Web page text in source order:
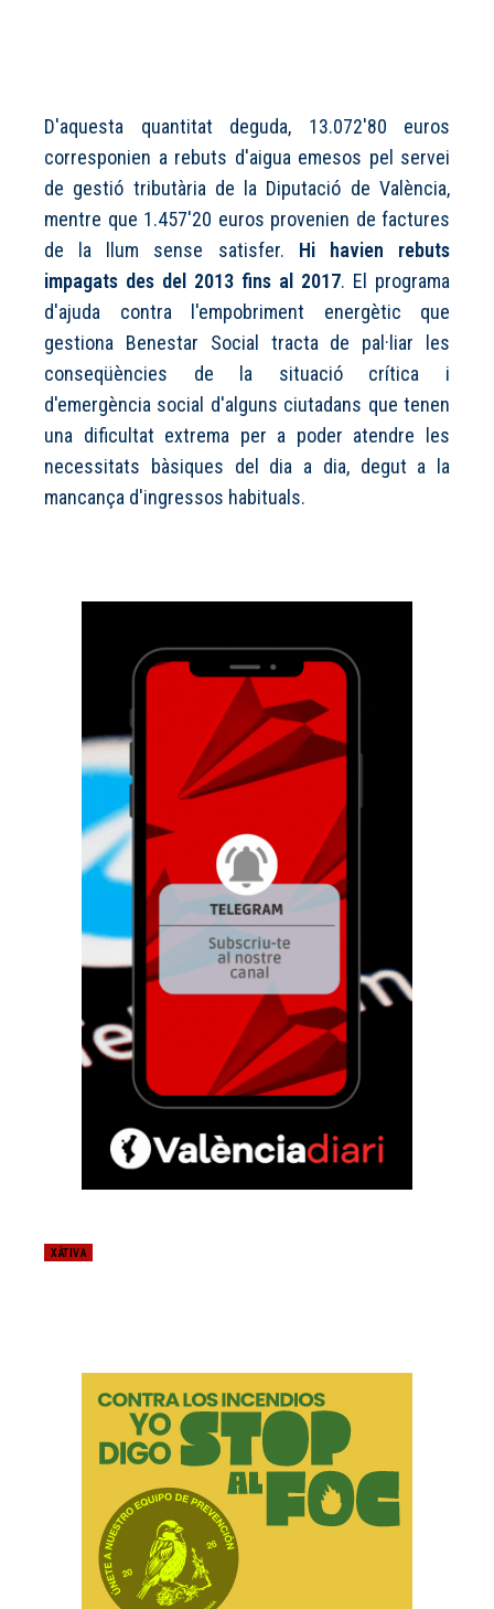
D'aquesta quantitat deguda, 13.072'80 euros
corresponien a rebuts d'aigua emesos pel servei
de gestió tributària de la Diputació de València,
mentre que 1.457'20 euros provenien de factures
de la llum sense satisfer. Hi havien rebuts
impagats des del 2013 fins al 2017. El programa
d'ajuda contra l'empobriment energètic que
gestiona Benestar Social tracta de pal·liar les
conseqüències de la situació crítica i
d'emergència social d'alguns ciutadans que tenen
una dificultat extrema per a poder atendre les
necessitats bàsiques del dia a dia, degut a la
mancança d'ingressos habituals.
XÀTIVA